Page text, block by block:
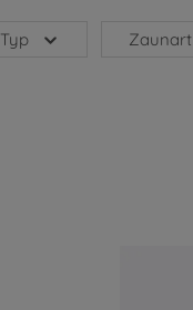
Typ Zaunart